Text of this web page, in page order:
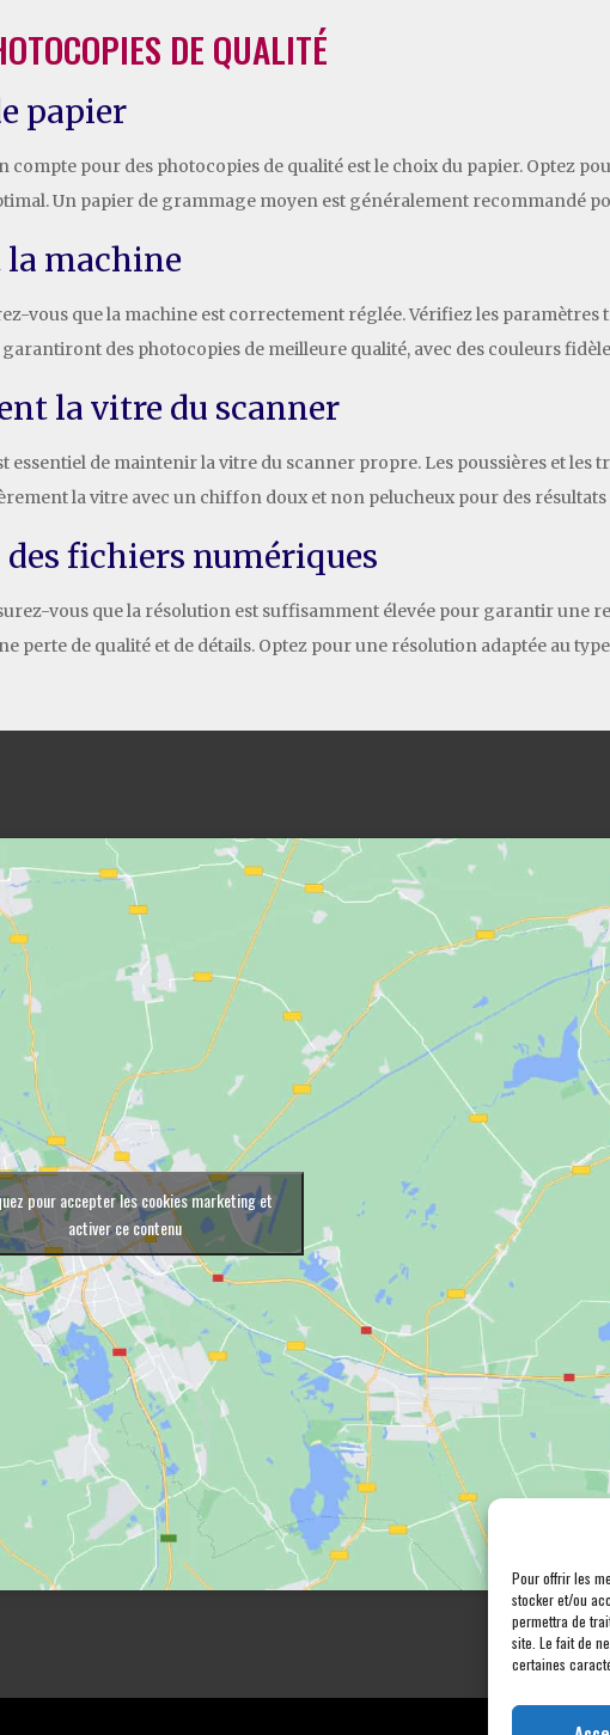
Pour offrir les
stocker et/ou
permettra de
site. Le fait de
certaines
DE QUALITÉ
papier
compte pour des photocopies de qualité est le choix du papier. Optez
Un papier de grammage moyen est généralement recommandé
machine
vous que la machine est correctement réglée. Vérifiez les paramètres
des photocopies de meilleure qualité, avec des couleurs
la vitre du scanner
essentiel de maintenir la vitre du scanner propre. Les poussières et les
la vitre avec un chiffon doux et non pelucheux pour des
fichiers numériques
vous que la résolution est suffisamment élevée pour garantir une
perte de qualité et de détails. Optez pour une résolution adaptée au
pour accepter les cookies marketing et
activer ce contenu